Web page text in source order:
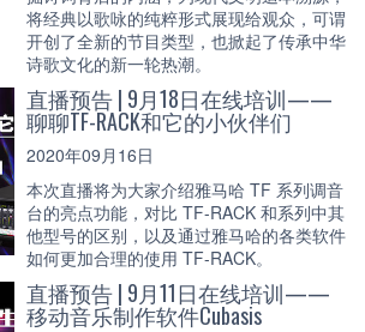
将经典以歌咏的纯粹形式展现给观众，可谓
开创了全新的节目类型，也掀起了传承中华
诗歌文化的新一轮热潮。
直播预告 | 9月18日在线培训——
聊聊TF-RACK和它的小伙伴们
2020年09月16日
本次直播将为大家介绍雅马哈 TF 系列调音
台的亮点功能，对比 TF-RACK 和系列中其
他型号的区别，以及通过雅马哈的各类软件
如何更加合理的使用 TF-RACK。
直播预告 | 9月11日在线培训——
移动音乐制作软件Cubasis